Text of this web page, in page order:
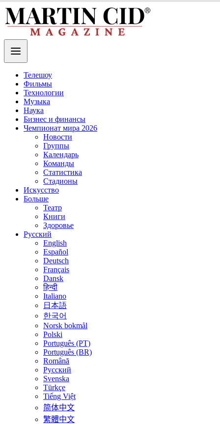
Телешоу
Фильмы
Технологии
Музыка
Наука
Бизнес и финансы
Чемпионат мира 2026
Новости
Группы
Календарь
Команды
Статистика
Стадионы
Искусство
Больше
Театр
Книги
Здоровье
Русский
English
Español
Deutsch
Français
Dansk
हिन्दी
Italiano
日本語
한국어
Norsk bokmål
Polski
Português (PT)
Português (BR)
Română
Русский
Svenska
Türkçe
Tiếng Việt
简体中文
繁體中文